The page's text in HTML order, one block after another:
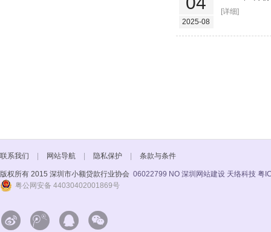
2025-08
[详细]
联系我们 网站导航 隐私保护 条款与条件
版权所有 2015 深圳市小额贷款行业协会 06022799 NO 深圳网站建设 天络科技 粤
粤公网安备 44030402001869号
   